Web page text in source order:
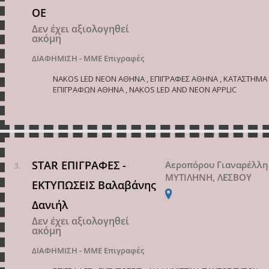
ΟΕ
Δεν έχει αξιολογηθεί
ακόμη
ΔΙΑΦΗΜΙΣΗ - ΜΜΕ Επιγραφές
NAKOS LED NEON ΑΘΗΝΑ , ΕΠΙΓΡΑΦΕΣ ΑΘΗΝΑ , ΚΑΤΑΣΤΗΜΑ
ΕΠΙΓΡΑΦΩΝ ΑΘΗΝΑ , NAKOS LED AND NEON APPLIC
STAR ΕΠΙΓΡΑΦΕΣ -
ΕΚΤΥΠΩΣΕΙΣ Βαλαβάνης
Δανιήλ
Δεν έχει αξιολογηθεί
ακόμη
ΔΙΑΦΗΜΙΣΗ - ΜΜΕ Επιγραφές
Αεροπόρου
ΜΥΤΙΛΗΝΗ, ΛΕΣΒΟΥ